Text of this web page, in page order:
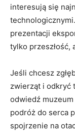
interesują się
prezentacji
⁤tylko ‌przeszłość,
Jeśli chcesz
zwierząt ⁤i ‍odkryć
odwiedź
‍podróż do serca
spojrzenie na